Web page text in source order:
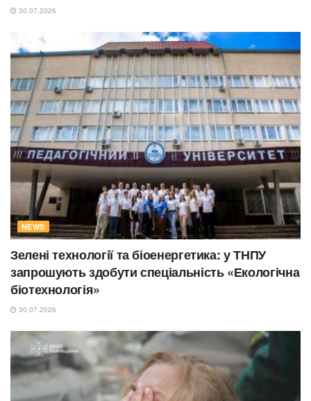
30.07.2026
NEWS
Зелені технології та біоенергетика: у ТНПУ
запрошують здобути спеціальність «Екологічна
біотехнологія»
30.07.2026